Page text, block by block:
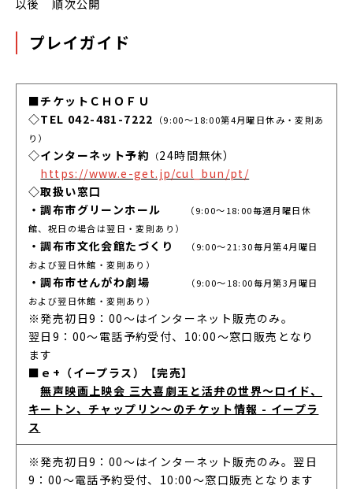
以後 順次公開
プレイガイド
■チケットＣＨＯＦＵ
◇TEL 042-481-7222
（9:00～18:00第4月曜日休み・変則あ
り）
◇インターネット予約 （24時間無休）
https://www.e-get.jp/cul_bun/pt/
◇取扱い窓口
・調布市グリーンホール
（9:00～18:00毎週月曜日休
館、祝日の場合は翌日・変則あり）
・調布市文化会館たづくり
（9:00～21:30毎月第4月曜日
および翌日休館・変則あり）
・調布市せんがわ劇場
（9:00～18:00毎月第3月曜日
および翌日休館・変則あり）
※発売初日9：00～はインターネット販売のみ。
翌日9：00～電話予約受付、10:00～窓口販売となり
ます
■ｅ+ （イープラス）【完売】
無声映画上映会 三大喜劇王と活弁の世界～ロイド、
キートン、チャップリン～のチケット情報 - イープラ
ス
※発売初日9：00～はインターネット販売のみ。翌日
9：00～電話予約受付、10:00～窓口販売となります